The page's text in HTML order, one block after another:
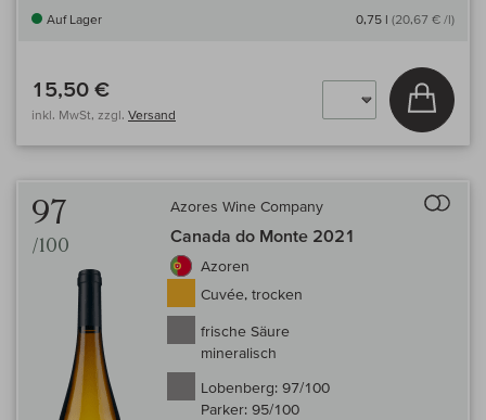
Auf Lager 0,75 l (20,67 € /l)
15,50 €
inkl. MwSt, zzgl. Versand
In
97
/100
Azores Wine Company
Canada do Monte 2021
Azoren
Cuvée, trocken
frische Säure
mineralisch
Lobenberg: 97/100
Parker: 95/100